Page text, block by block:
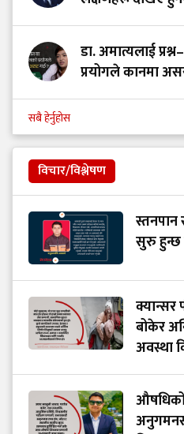
डा. अमात्यलाई
प्रयोगले कानमा
सबै हेर्नुहोस
विचार/विश्लेषण
स्तनपान
सुरु हुन्छ
क्यान्सर
बोकेर
अवस्था